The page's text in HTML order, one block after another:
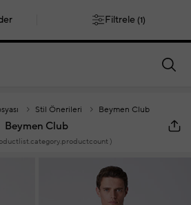
smartbanner.popup.buttontext
Stil Önerileri Beymen Club
Beymen Club
)
Filtrele (1)